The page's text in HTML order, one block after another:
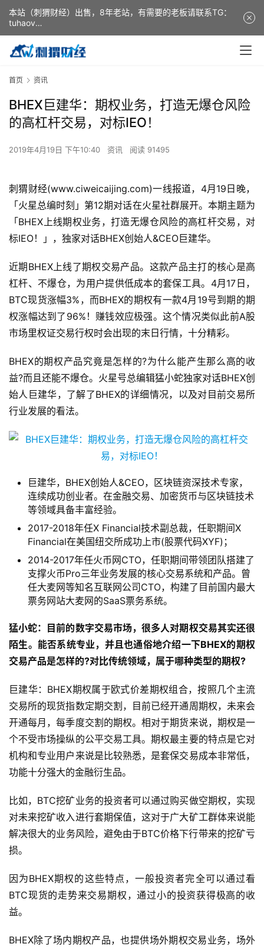
首页 资讯
BHEX巨建华：期权业务，打造无爆仓风险
的高杠杆交易，对标IEO！
2019年4月19日 下午10:40 资讯 阅读 91495
刺猬财经(www.ciweicaijing.com)一线报道，4月19日晚，
「火星总编时刻」第12期对话在火星社群展开。本期主题为
「BHEX上线期权业务，打造无爆仓风险的高杠杆交易，对
标IEO！」，独家对话BHEX创始人&CEO巨建华。
近期BHEX上线了期权交易产品。这款产品主打的核心是高
杠杆、不爆仓，为用户提供低成本的套保工具。4月17日，
BTC现货涨幅3%，而BHEX的期权有一款4月19号到期的期
权涨幅达到了96%！赚钱效应极强。这个情况类似此前A股
市场里权证交易行权时会出现的末日行情，十分精彩。
BHEX的期权产品究竟是怎样的?为什么能产生那么高的收
益?而且还能不爆仓。火星号总编辑猛小蛇独家对话BHEX创
始人巨建华，了解了BHEX的详细情况，以及对目前交易所
行业发展的看法。
巨建华，BHEX创始人&CEO，区块链资深技术专家，
连续成功创业者。在金融交易、加密货币与区块链技术
等领域具备丰富经验。
2017-2018年任X Financial技术副总裁，任职期间X
Financial在美国纽交所成功上市(股票代码XYF)；
2014-2017年任火币网CTO，任职期间带领团队搭建了
支撑火币Pro三年业务发展的核心交易系统和产品。曾
任大麦网等知名互联网公司CTO，构建了目前国内最大
票务网站大麦网的SaaS票务系统。
猛小蛇：目前的数字交易市场，很多人对期权交易其实还很
陌生。能否系统专业，并且也通俗地介绍一下BHEX的期权
交易产品是怎样的?对比传统领域，属于哪种类型的期权?
巨建华：BHEX期权属于欧式价差期权组合，按照几个主流
交易所的现货指数定期交割，目前已经开通周期权，未来会
开通每月，每季度交割的期权。相对于期货来说，期权是一
个不受市场操纵的公平交易工具。期权最主要的特点是它对
机构和专业用户来说是比较熟悉，是套保交易成本非常低，
功能十分强大的金融衍生品。
比如，BTC挖矿业务的投资者可以通过购买做空期权，实现
对未来挖矿收入进行套期保值，这对于广大矿工群体来说能
解决很大的业务风险，避免由于BTC价格下行带来的挖矿亏
损。
因为BHEX期权的这些特点，一般投资者完全可以通过看
BTC现货的走势来交易期权，通过小的投资获得极高的收
益。
BHEX除了场内期权产品，也提供场外期权交易业务，场外
本站（刺猬财经）出售，8年老站，有需要的老板请联系TG：
tuhaov
This website (ciweicaijing) is for sale. It is a 8-year-old
website. If you need it, please contact TG: tuhaov